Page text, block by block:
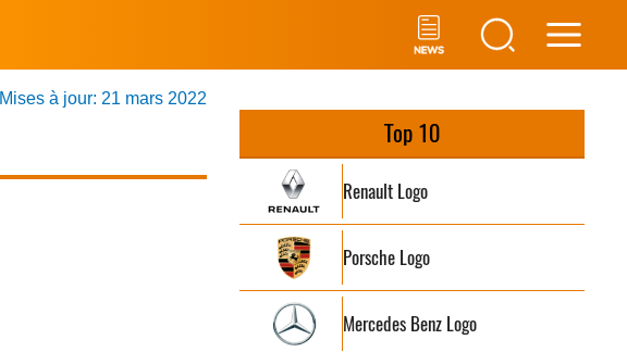
Mises à jour: 21 mars 2022
Top 10
Renault Logo
Porsche Logo
Mercedes Benz Logo